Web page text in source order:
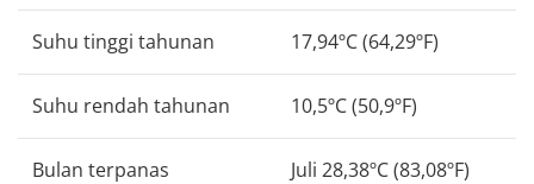
Suhu tinggi tahunan 17,94ºC (64,29ºF)
Suhu rendah tahunan 10,5ºC (50,9ºF)
Bulan terpanas Juli 28,38ºC (83,08ºF)